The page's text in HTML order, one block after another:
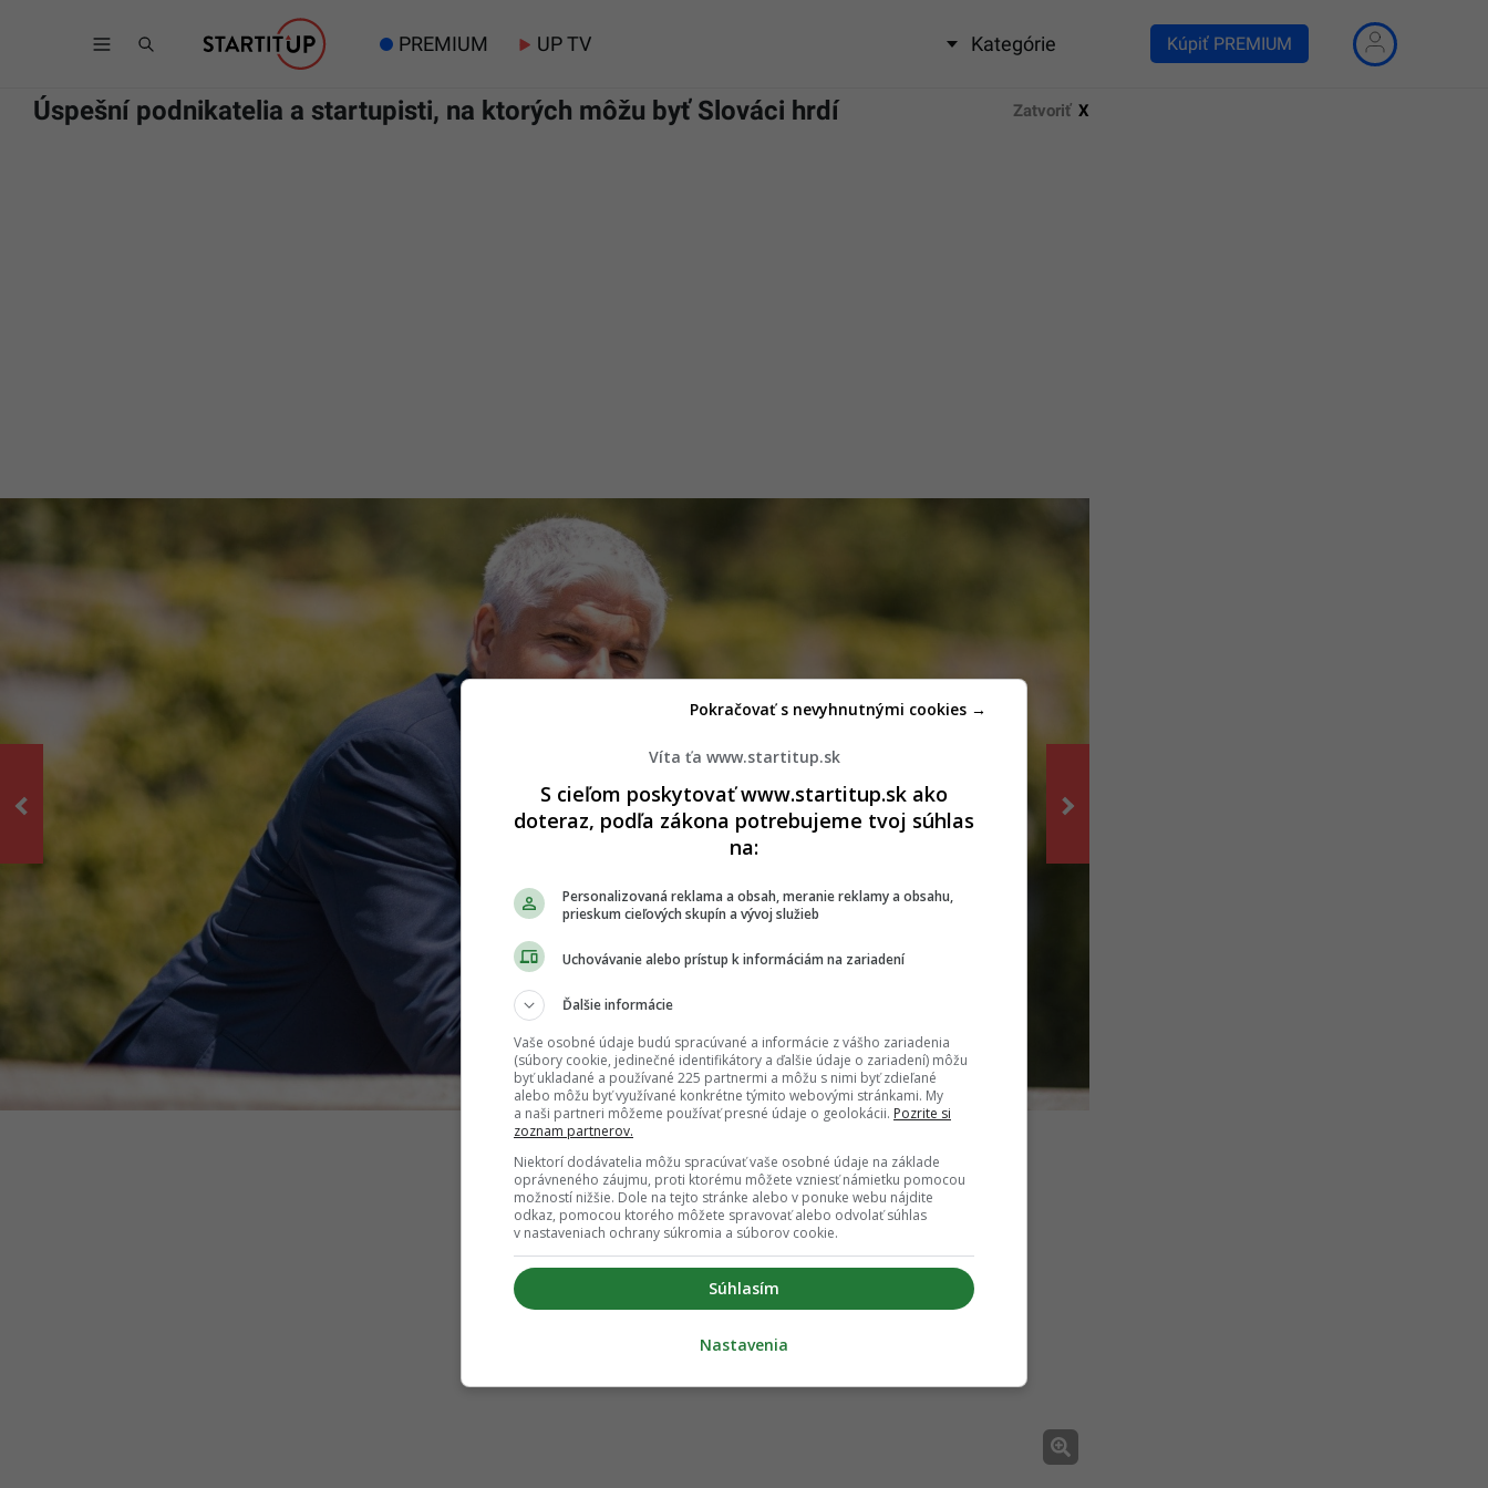
PREMIUM UP TV Kategórie Kúpiť PREMIUM
Úspešní podnikatelia a startupisti, na ktorých môžu byť Slováci hrdí Zatvoriť X
Víta ťa www.startitup.sk
S cieľom poskytovať www.startitup.sk ako
doteraz, podľa zákona potrebujeme tvoj súhlas
na:
Personalizovaná reklama a obsah, meranie reklamy a obsahu,
prieskum cieľových skupín a vývoj služieb
Uchovávanie alebo prístup k informáciám na zariadení
Ďalšie informácie
Vaše osobné údaje budú spracúvané a informácie z vášho zariadenia
(súbory cookie, jedinečné identifikátory a ďalšie údaje o zariadení) môžu
byť ukladané a používané 225 partnermi a môžu s nimi byť zdieľané
alebo môžu byť využívané konkrétne týmito webovými stránkami. My
a naši partneri môžeme používať presné údaje o geolokácii. Pozrite si
zoznam partnerov.
Niektorí dodávatelia môžu spracúvať vaše osobné údaje na základe
oprávneného záujmu, proti ktorému môžete vzniesť námietku pomocou
možností nižšie. Dole na tejto stránke alebo v ponuke webu nájdite
odkaz, pomocou ktorého môžete spravovať alebo odvolať súhlas
v nastaveniach ochrany súkromia a súborov cookie.
Súhlasím
Pokračovať s nevyhnutnými cookies →
Nastavenia